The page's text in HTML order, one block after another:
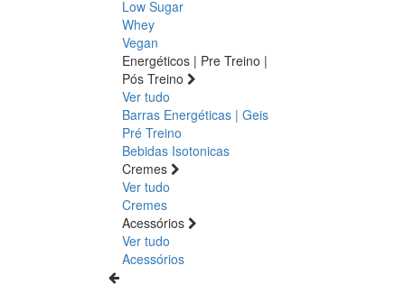
Low Sugar
Whey
Vegan
Energéticos | Pre Treino |
Pós Treino
Ver tudo
Barras Energéticas | Geis
Pré Treino
Bebidas Isotonicas
Cremes
Ver tudo
Cremes
Acessórios
Ver tudo
Acessórios